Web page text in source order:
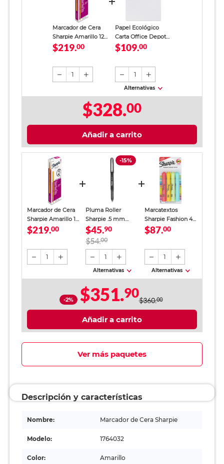
Marcador de Cera
Sharpie Amarillo 12
piezas
$219.00
1
Papel Ecológico
Carta Office Depot
Paquete 500 hojas
$109.00
1
Alternativas
$328.00
Añadir a carrito
Marcador de Cera
Sharpie Amarillo 12
piezas
$219.00
1
-15%
Pluma Roller
Sharpie .5 mm
Negro
$45.90
$54.00
1
Alternativas
Marcatextos
Sharpie Fashion 4
piezas
$87.00
1
Alternativas
-2% $351.90$360.00
Añadir a carrito
Ver más paquetes
Descripción y características
Nombre: Marcador de Cera Sharpie
Modelo: 1764032
Color: Amarillo